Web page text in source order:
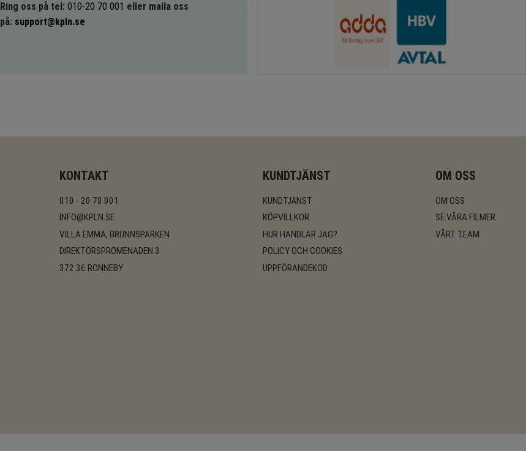
Ring oss på tel: 010-20 70 001 eller maila oss
på: support@kpln.se
KONTAKT
010 - 20 70 001
INFO@KPLN.SE
VILLA EMMA, BRUNNSPARKEN
DIREKTÖRSPROMENADEN 3
372 36 RONNEBY
KUNDTJÄNST
KUNDTJÄNST
KÖPVILLKOR
HUR HANDLAR JAG?
POLICY OCH COOKIES
UPPFÖRANDEKOD
OM OSS
OM OSS
SE VÅRA FILMER
VÅRT TEAM